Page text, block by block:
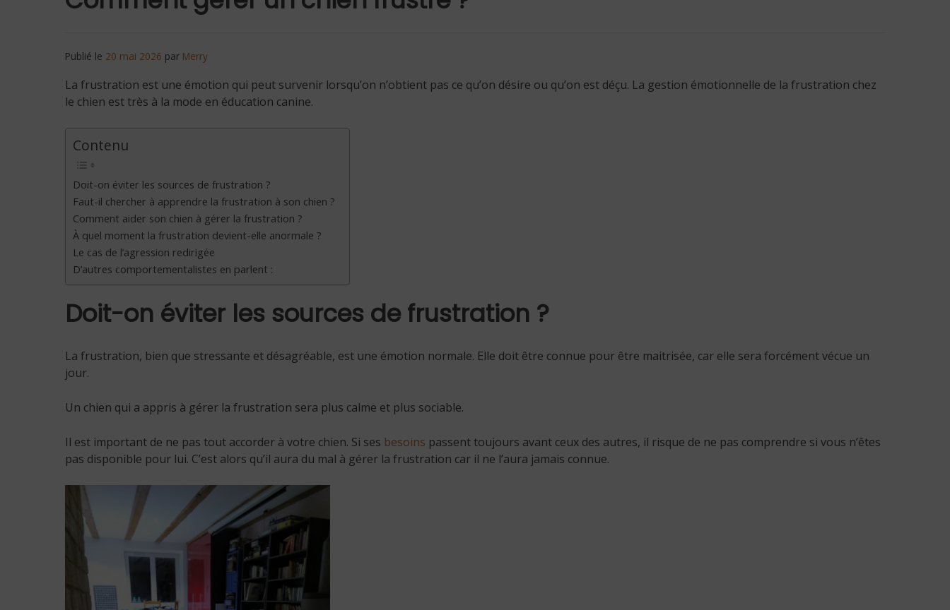
Publié le 20 mai 2026 par Merry
La frustration est une émotion qui peut survenir lorsqu’on n’obtient pas ce qu’on désire ou qu’on est déçu. La gestion émotionnelle de la frustration chez
le chien est très à la mode en éducation canine.
Contenu
Doit-on éviter les sources de frustration ?
Faut-il chercher à apprendre la frustration à son chien ?
Comment aider son chien à gérer la frustration ?
À quel moment la frustration devient-elle anormale ?
Le cas de l’agression redirigée
D’autres comportementalistes en parlent :
Doit-on éviter les sources de frustration ?
La frustration, bien que stressante et désagréable, est une émotion normale. Elle doit être connue pour être maitrisée, car elle sera forcément vécue un
jour.
Un chien qui a appris à gérer la frustration sera plus calme et plus sociable.
Il est important de ne pas tout accorder à votre chien. Si ses besoins passent toujours avant ceux des autres, il risque de ne pas comprendre si vous n’êtes
pas disponible pour lui. C’est alors qu’il aura du mal à gérer la frustration car il ne l’aura jamais connue.